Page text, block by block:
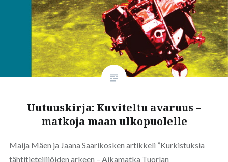
Uutuuskirja: Kuviteltu avaruus –
matkoja maan ulkopuolelle
Maija Mäen ja Jaana Saarikosken artikkeli ”Kurkistuksia
tähtitieteilijöiden arkeen – Aikamatka Tuorlan